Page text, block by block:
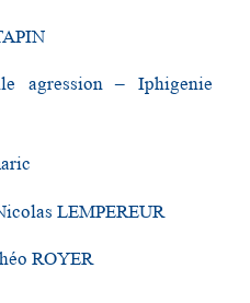
agression – Iphigenie
LEMPEREUR
ROYER